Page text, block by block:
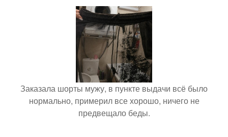
Заказала шорты мужу, в пункте выдачи всё было
нормально, примерил все хорошо, ничего не
предвещало беды.